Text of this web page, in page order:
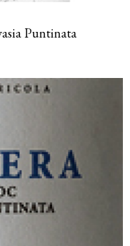
Puntinata